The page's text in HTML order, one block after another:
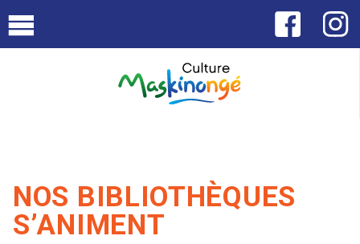
NOS BIBLIOTHÈQUES
S’ANIMENT